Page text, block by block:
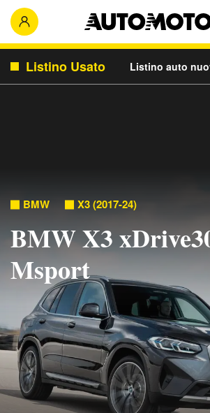
Listino Usato Listino auto
BMW X3 (2017-24)
BMW X3
Msport